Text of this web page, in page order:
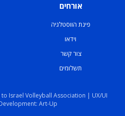
אורחים
פינת הווסטלגיה
וידאו
צור קשר
תשלומים
Israel Volleyball Association | UX/UI
Art-Up